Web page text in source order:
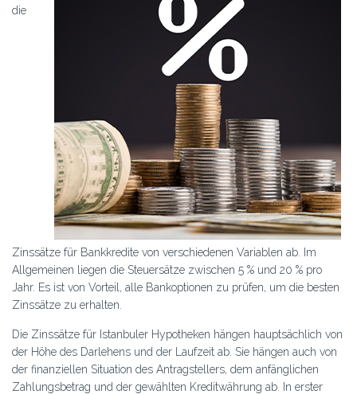
die
Zinssätze für Bankkredite von verschiedenen Variablen ab. Im
Allgemeinen liegen die Steuersätze zwischen 5 % und 20 % pro
Jahr. Es ist von Vorteil, alle Bankoptionen zu prüfen, um die besten
Zinssätze zu erhalten.
Die Zinssätze für Istanbuler Hypotheken hängen hauptsächlich von
der Höhe des Darlehens und der Laufzeit ab. Sie hängen auch von
der finanziellen Situation des Antragstellers, dem anfänglichen
Zahlungsbetrag und der gewählten Kreditwährung ab. In erster